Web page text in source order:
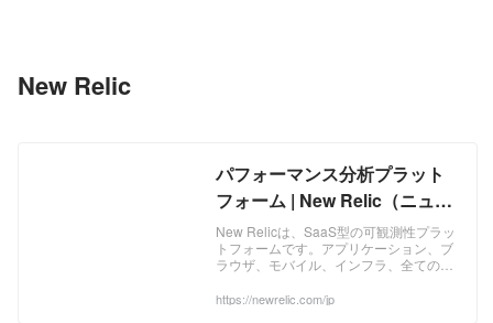
New Relic
パフォーマンス分析プラット
フォーム | New Relic（ニュー
レリック）
New Relicは、SaaS型の可観測性プラッ
トフォームです。アプリケーション、ブ
ラウザ、モバイル、インフラ、全てのパ
析。顧客体験の向上とデジタルビジネス
https://newrelic.com/jp